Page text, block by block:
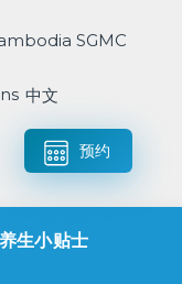
中文
预约
生小贴士